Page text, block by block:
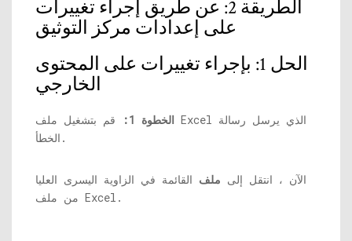
الطريقة 2: عن طريق إجراء تغييرات
على إعدادات مركز التوثيق
الحل 1: بإجراء تغييرات على المحتوى
الخارجي
الخطوة 1:
قم بتشغيل ملف Excel الذي يرسل رسالة
الخطأ.
الآن ، انتقل إلى ملف القائمة في الزاوية اليسرى العليا
من ملف Excel.